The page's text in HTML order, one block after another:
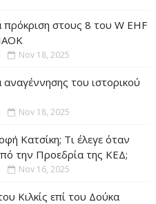
πρόκριση στους 8 του W EHF
Nov 18, 2025
του ιστορικού
Nov 18, 2025
Κατσίκη; Τι έλεγε όταν
την Προεδρία της ΚΕΔ;
Nov 16, 2025
Κιλκίς επί του Δούκα